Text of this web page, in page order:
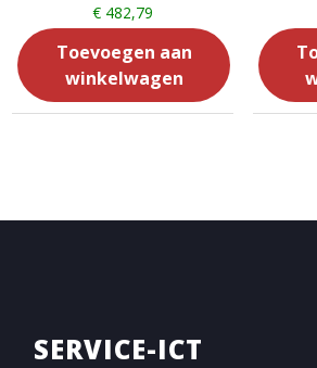
€ 482,79
Toevoegen aan
winkelwagen
SERVICE-ICT